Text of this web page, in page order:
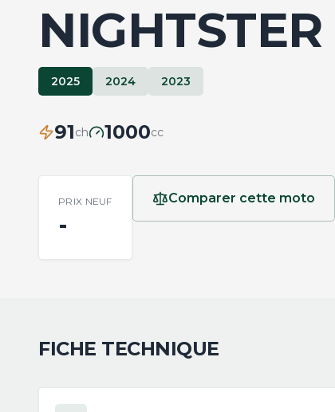
NIGHTSTER
2025 2024 2023
91ch 1000cc
PRIX NEUF
-
Comparer cette moto
FICHE TECHNIQUE